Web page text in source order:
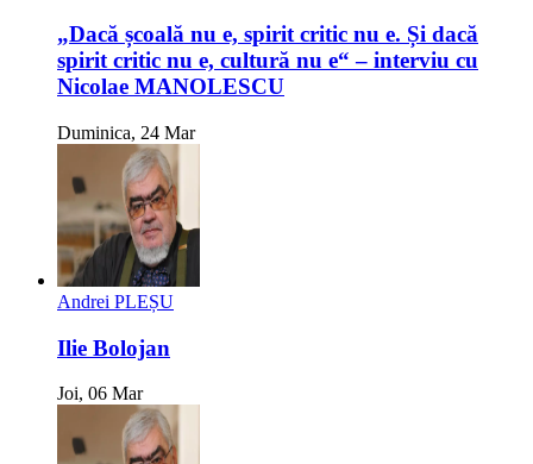
„Dacă școală nu e, spirit critic nu e. Și dacă
spirit critic nu e, cultură nu e“ – interviu cu
Nicolae MANOLESCU
Duminica, 24 Mar
Andrei PLEȘU
Ilie Bolojan
Joi, 06 Mar